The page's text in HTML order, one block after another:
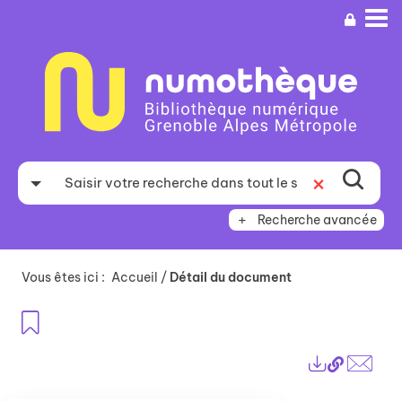
recherche
Recherche avancée
Vous êtes ici : Accueil / Détail du document
Lien